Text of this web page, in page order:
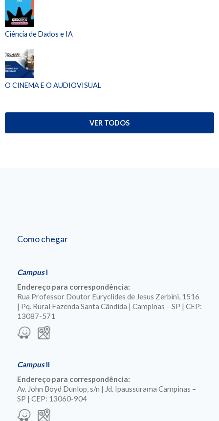
Ciência de Dados e IA
O CINEMA E O AUDIOVISUAL
VER TODOS
Como chegar
CampusI
Endereço para correspondência:
Rua Professor Doutor Euryclides de Jesus Zerbini, 1516
| Pq. Rural Fazenda Santa Cândida | Campinas – SP | CEP:
13087-571
CampusII
Endereço para correspondência:
Av. John Boyd Dunlop, s/n | Jd. Ipaussurama Campinas –
SP | CEP: 13060-904